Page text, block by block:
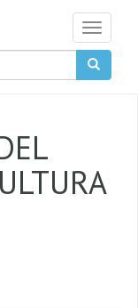
Toggle